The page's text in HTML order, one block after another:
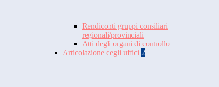
Rendiconti gruppi consiliari
regionali/provinciali
Atti degli organi di controllo
Articolazione degli uffici 2